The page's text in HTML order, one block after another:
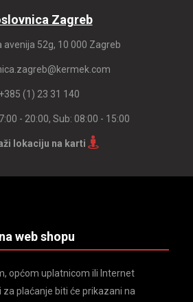
Zagreb
avenija 52g, 10 000 Zagreb
+385 (1) 23 31 140
- 20:00, Sub: 08:00 - 15:00
lokaciju na karti
web shopu
općom uplatnicom ili Internet
plaćanje biti će prikazani na